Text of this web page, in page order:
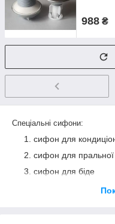
988 ₴
Спеціальні сифони:
сифон для
сифон для
сифон для біде
сифон з зворотним